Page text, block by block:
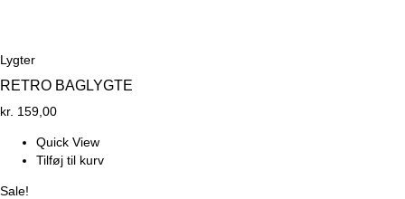
Lygter
RETRO BAGLYGTE
kr. 159,00
Quick View
Tilføj til kurv
Sale!